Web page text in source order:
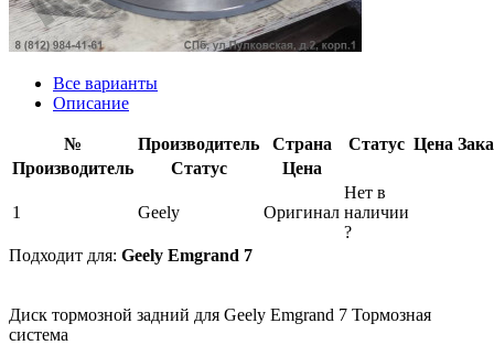
Все варианты
Описание
№ Производитель Страна Статус Цена
Производитель
Статус Цена
1 Geely Оригинал
Нет в
наличии
?
Подходит для: Geely Emgrand 7
Диск тормозной задний для Geely Emgrand 7 Тормозная
система